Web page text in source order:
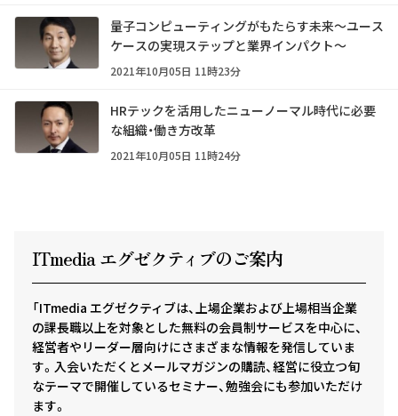
量子コンピューティングがもたらす未来～ユース
ケースの実現ステップと業界インパクト～
2021年10月05日 11時23分
HRテックを活用したニューノーマル時代に必要
な組織・働き方改革
2021年10月05日 11時24分
ITmedia エグゼクティ ブのご案内
「ITmedia エグゼクティブは、上場企業および上場相当企業
の課長職以上を対象とした無料の会員制サービスを中心に、
経営者やリーダー層向けにさまざまな情報を発信していま
す。入会いただくとメールマガジンの購読、経営に役立つ旬
なテーマで開催しているセミナー、勉強会にも参加いただけ
ます。